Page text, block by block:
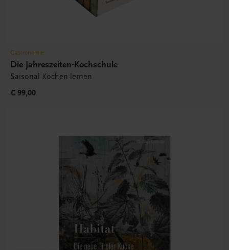
Gastronomie
Die Jahreszeiten-Kochschule
Saisonal Kochen lernen
€ 99,00